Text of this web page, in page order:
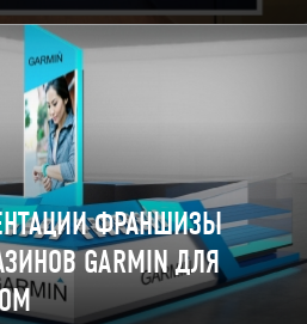
ФРАНШИЗЫ
GARMIN ДЛЯ